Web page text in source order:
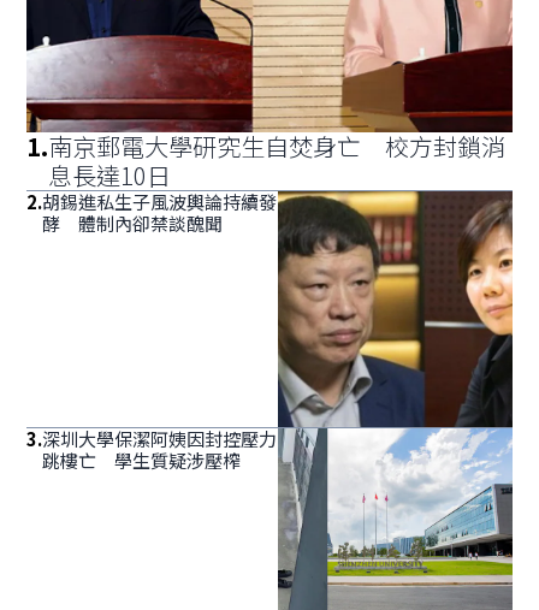
1.南京郵電大學研究生自焚身亡 校方封鎖消
息長達10日
2.胡錫進私生子風波輿論持續發
酵 體制內卻禁談醜聞
3.深圳大學保潔阿姨因封控壓力
跳樓亡 學生質疑涉壓榨